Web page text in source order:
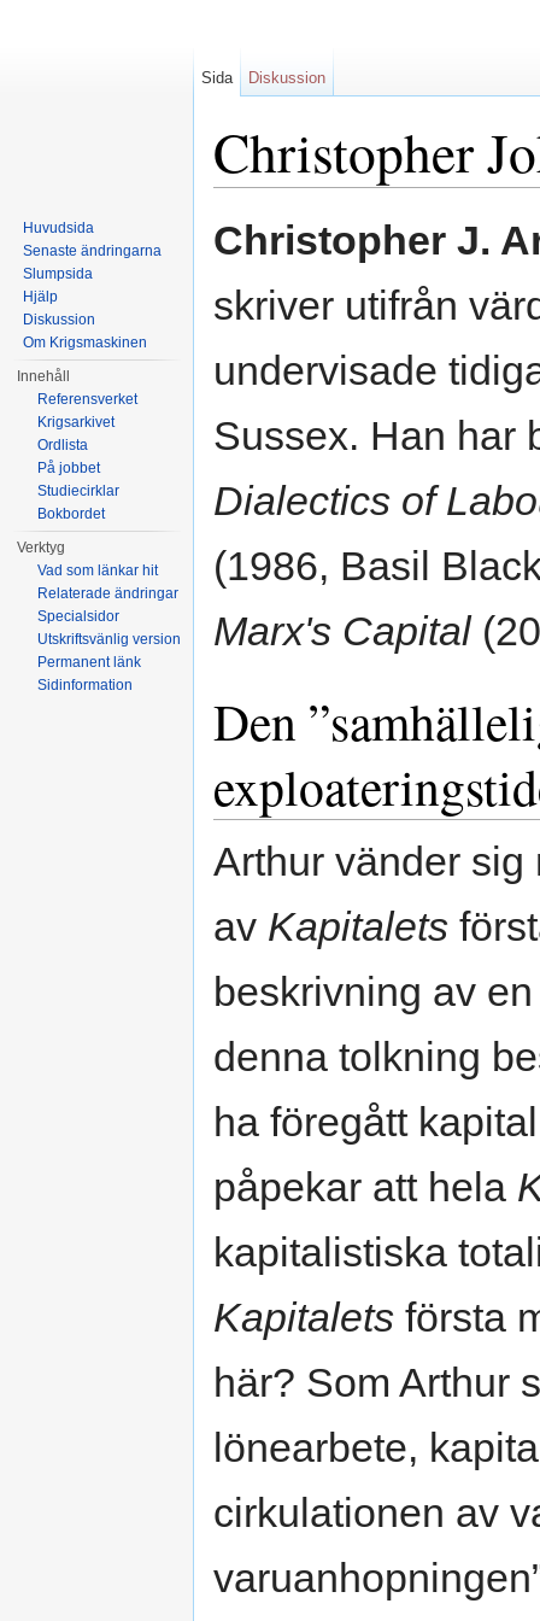
Christopher
Christopher J.
skriver utifrån
undervisade
Sussex. Han har
Dialectics of
(1986, Basil
Marx's Capital
Den
Arthur vänder
av Kapitalets
beskrivning av
denna tolkning
ha föregått
påpekar att hela
kapitalistiska
Kapitalets första
här? Som Arthur
lönearbete,
cirkulationen av
Sida Diskussion
Huvudsida
Senaste ändringarna
Slumpsida
Hjälp
Diskussion
Om Krigsmaskinen
Innehåll
Referensverket
Krigsarkivet
Ordlista
På jobbet
Studiecirklar
Bokbordet
Verktyg
Vad som länkar hit
Relaterade ändringar
Specialsidor
Utskriftsvänlig version
Permanent länk
Sidinformation